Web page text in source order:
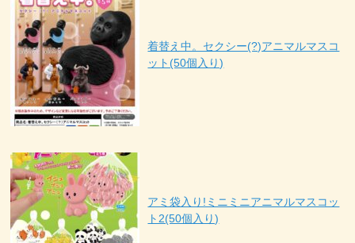
着替え中。セクシー(?)アニマルマスコ
ット(50個入り)
アミ袋入り!ミニミニアニマルマスコッ
ト2(50個入り)